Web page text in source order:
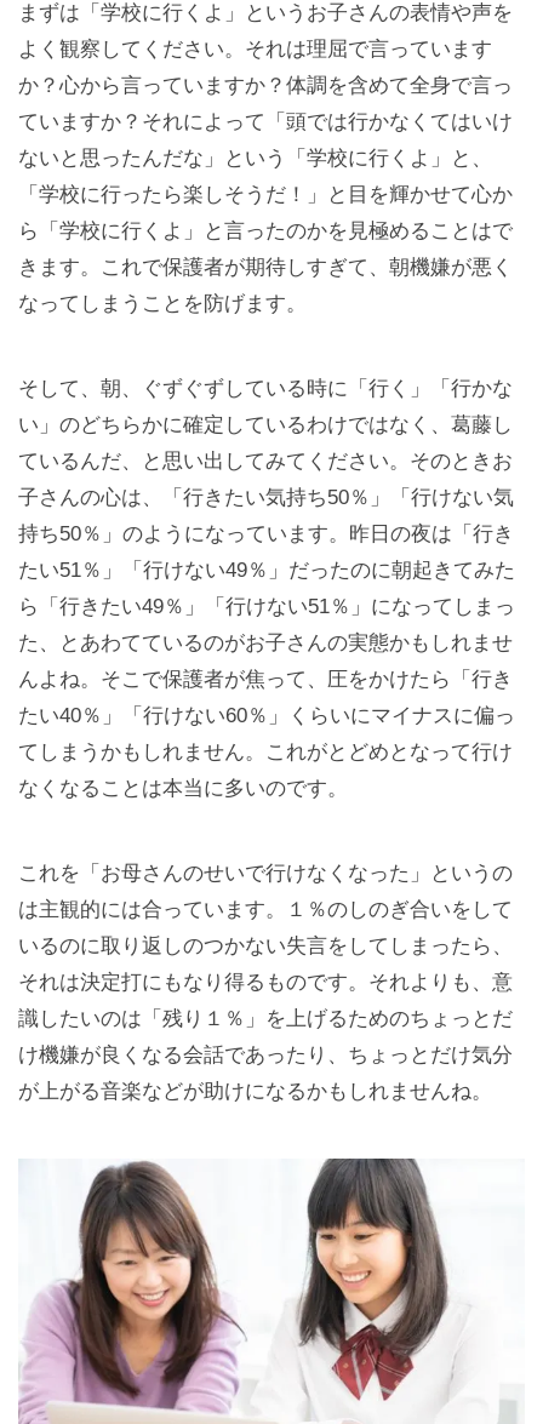
まずは「学校に行くよ」というお子さんの表情や声を
よく観察してください。それは理屈で言っています
か？心から言っていますか？体調を含めて全身で言っ
ていますか？それによって「頭では行かなくてはいけ
ないと思ったんだな」という「学校に行くよ」と、
「学校に行ったら楽しそうだ！」と目を輝かせて心か
ら「学校に行くよ」と言ったのかを見極めることはで
きます。これで保護者が期待しすぎて、朝機嫌が悪く
なってしまうことを防げます。
そして、朝、ぐずぐずしている時に「行く」「行かな
い」のどちらかに確定しているわけではなく、葛藤し
ているんだ、と思い出してみてください。そのときお
子さんの心は、「行きたい気持ち50％」「行けない気
持ち50％」のようになっています。昨日の夜は「行き
たい51％」「行けない49％」だったのに朝起きてみた
ら「行きたい49％」「行けない51％」になってしまっ
た、とあわてているのがお子さんの実態かもしれませ
んよね。そこで保護者が焦って、圧をかけたら「行き
たい40％」「行けない60％」くらいにマイナスに偏っ
てしまうかもしれません。これがとどめとなって行け
なくなることは本当に多いのです。
これを「お母さんのせいで行けなくなった」というの
は主観的には合っています。１％のしのぎ合いをして
いるのに取り返しのつかない失言をしてしまったら、
それは決定打にもなり得るものです。それよりも、意
識したいのは「残り１％」を上げるためのちょっとだ
け機嫌が良くなる会話であったり、ちょっとだけ気分
が上がる音楽などが助けになるかもしれませんね。